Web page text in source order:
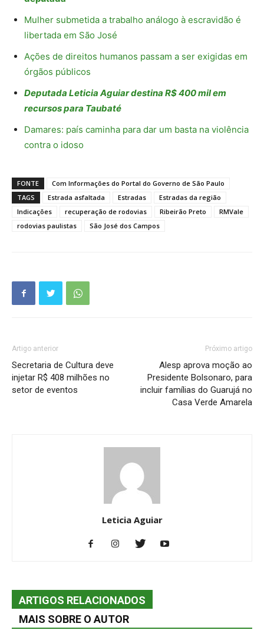
Mulher submetida a trabalho análogo à escravidão é
libertada em São José
Ações de direitos humanos passam a ser exigidas em
órgãos públicos
Deputada Leticia Aguiar destina R$ 400 mil em
recursos para Taubaté
Damares: país caminha para dar um basta na violência
contra o idoso
FONTE
Com Informações do Portal do Governo de São Paulo
TAGS
Estrada asfaltada Estradas
Estradas da região
Indicações
recuperação de rodovias Ribeirão Preto
RMVale
rodovias paulistas
São José dos Campos
Artigo anterior
Secretaria de Cultura deve
injetar R$ 408 milhões no
setor de eventos
Próximo artigo
Alesp aprova moção ao
Presidente Bolsonaro, para
incluir famílias do Guarujá no
Casa Verde Amarela
Leticia Aguiar
ARTIGOS RELACIONADOS
MAIS SOBRE O AUTOR